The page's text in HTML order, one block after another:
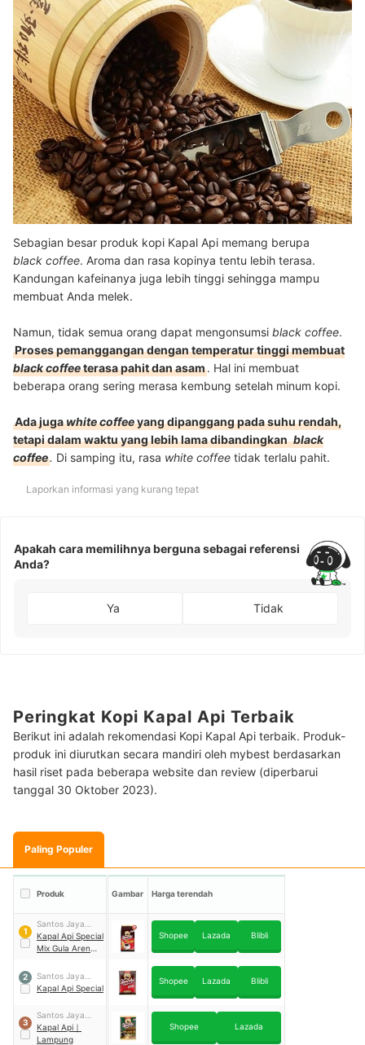
Sebagian besar produk kopi Kapal Api memang berupa
black coffee. Aroma dan rasa kopinya tentu lebih terasa.
Kandungan kafeinanya juga lebih tinggi sehingga mampu
membuat Anda melek.
Namun, tidak semua orang dapat mengonsumsi black coffee.
Proses pemanggangan dengan temperatur tinggi membuat
black coffeeterasa pahit dan asam. Hal ini membuat
beberapa orang sering merasa kembung setelah minum kopi.
Ada jugawhite coffeeyangdipanggang pada suhu rendah,
tetapi dalam waktu yang lebih lama dibandingkan black
coffee. Di samping itu, rasa white coffee tidak terlalu pahit.
Laporkan informasi yang kurang tepat
Apakah cara memilihnya berguna sebagai referensi
Anda?
Ya Tidak
Peringkat Kopi Kapal Api Terbaik
Berikut ini adalah rekomendasi Kopi Kapal Api terbaik. Produk-
produk ini diurutkan secara mandiri oleh mybest berdasarkan
hasil riset pada beberapa website dan review (diperbarui
tanggal 30 Oktober 2023).
Paling Populer
Produk Gambar Harga terendah
1
Santos Jaya
Abadi
Kapal Api Special
Mix Gula Aren
gram)
Shopee Lazada Blibli
2
Santos Jaya
Abadi
Kapal Api Special
Shopee Lazada Blibli
3
Santos Jaya
Abadi
Kapal Api ｜
Lampung
Shopee Lazada